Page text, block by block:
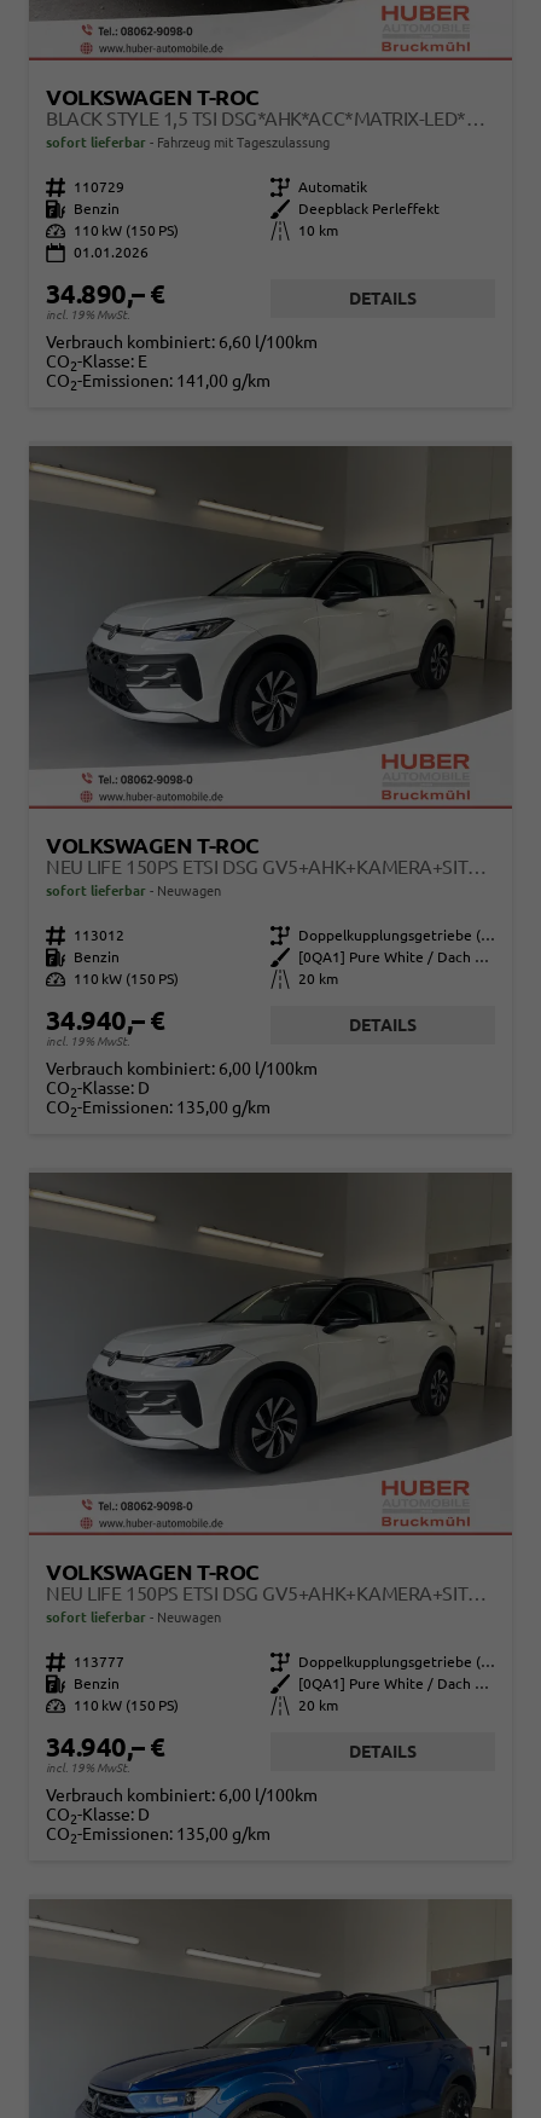
VOLKSWAGEN T-ROC
BLACK STYLE 1,5 TSI DSG*AHK*ACC*MATRIX-LED*SHZ*PDC*KAMERA*TEMPOMAT*19-ZOLL
sofort lieferbar Fahrzeug mit Tageszulassung
Fahrzeugnr. 110729 Getriebe Automatik
Kraftstoff
Benzin Außenfarbe
Deepblack Perleffekt
Leistung
110 kW (150 PS) Kilometerstand
10 km
01.01.2026
34.890,– €
incl. 19% MwSt.
DETAILS
Verbrauch kombiniert: 6,60 l/100km
CO2-Klasse: E
CO2-Emissionen: 141,00 g/km
VOLKSWAGEN T-ROC
NEU LIFE 150PS ETSI DSG GV5+AHK+KAMERA+SITZHEIZ+LENKRADHEIZ+GETÖNT.SCHEIBEN
sofort lieferbar Neuwagen
Fahrzeugnr. 113012 Getriebe
Doppelkupplungsgetriebe (DSG)
Kraftstoff
Benzin Außenfarbe
[0QA1] Pure White / Dach Schwarz
Leistung
110 kW (150 PS) Kilometerstand 20 km
34.940,– €
incl. 19% MwSt.
DETAILS
Verbrauch kombiniert: 6,00 l/100km
CO2-Klasse: D
CO2-Emissionen: 135,00 g/km
VOLKSWAGEN T-ROC
NEU LIFE 150PS ETSI DSG GV5+AHK+KAMERA+SITZHEIZ+LENKRADHEIZ+GETÖNT.SCHEIBEN
sofort lieferbar Neuwagen
Fahrzeugnr. 113777 Getriebe
Doppelkupplungsgetriebe (DSG)
Kraftstoff
Benzin Außenfarbe
[0QA1] Pure White / Dach Schwarz
Leistung
110 kW (150 PS) Kilometerstand 20 km
34.940,– €
incl. 19% MwSt.
DETAILS
Verbrauch kombiniert: 6,00 l/100km
CO2-Klasse: D
CO2-Emissionen: 135,00 g/km